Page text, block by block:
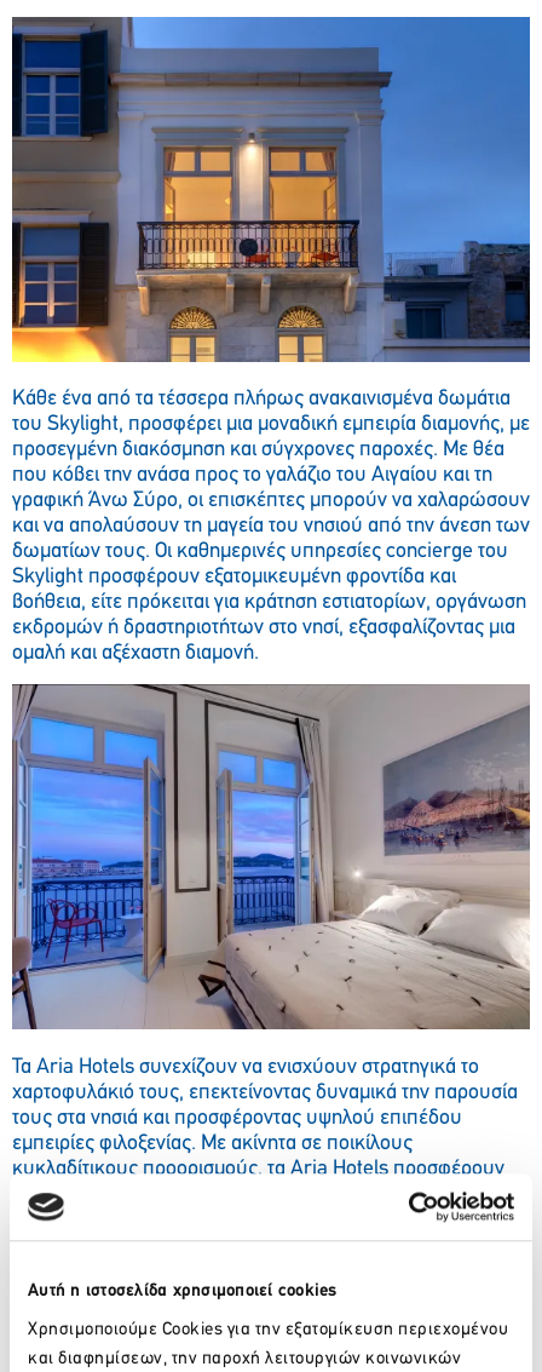
Αυτή η ιστοσελίδα χρησιμοποιεί cookies
Χρησιμοποιούμε Cookies για την εξατομίκευση περιεχομένου
και διαφημίσεων, την παροχή λειτουργιών κοινωνικών
Κάθε ένα από τα τέσσερα πλήρως ανακαινισμένα δωμάτια
του Skylight, προσφέρει μια μοναδική εμπειρία διαμονής, με
προσεγμένη διακόσμηση και σύγχρονες παροχές. Με θέα
που κόβει την ανάσα προς το γαλάζιο του Αιγαίου και τη
γραφική Άνω Σύρο, οι επισκέπτες μπορούν να χαλαρώσουν
και να απολαύσουν τη μαγεία του νησιού από την άνεση των
δωματίων τους. Οι καθημερινές υπηρεσίες concierge του
Skylight προσφέρουν εξατομικευμένη φροντίδα και
βοήθεια, είτε πρόκειται για κράτηση εστιατορίων, οργάνωση
εκδρομών ή δραστηριοτήτων στο νησί, εξασφαλίζοντας μια
ομαλή και αξέχαστη διαμονή.
Τα Aria Hotels συνεχίζουν να ενισχύουν στρατηγικά το
χαρτοφυλάκιό τους, επεκτείνοντας δυναμικά την παρουσία
τους στα νησιά και προσφέροντας υψηλού επιπέδου
εμπειρίες φιλοξενίας. Με ακίνητα σε ποικίλους
κυκλαδίτικους προορισμούς, τα Aria Hotels προσφέρουν
ανεπανάληπτες εμπειρίες φιλοξενίας που ικανοποιούν
πλήρως τις ανάγκες του ταξιδιώτη. Με ξενοδοχεία στην
Αθήνα, την Κρήτη, τις Σποράδες, την Ήπειρο, την Εύβοια,
επέκτασή τους στην περιοχή αυτή αποτελεί σημαντικό βήμα
προς τη διατήρηση της εξαιρετικής φιλοξενίας τους.